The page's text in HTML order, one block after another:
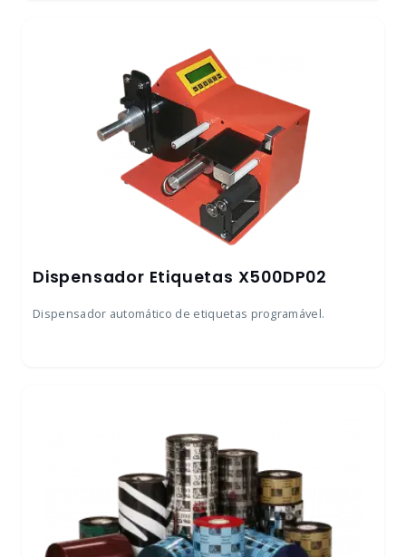
Dispensador Etiquetas X500DP02
Dispensador automático de etiquetas programável.